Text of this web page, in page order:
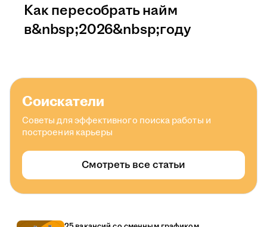
Как пересобрать найм
в&nbsp;2026&nbsp;году
Соискатели
Советы для эффективного поиска работы и
построения карьеры
Смотреть все статьи